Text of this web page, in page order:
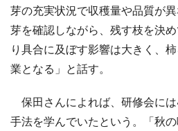
芽の充実状況で収穫量や品質が
芽を確認しながら、残す枝を決
り具合に及ぼす影響は大きく、
業となる」と話す。
保田さんによれば、研修会に
手法を学んでいたという。「秋